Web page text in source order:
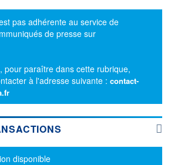
pas adhérente au service de
de presse sur
pour paraître dans cette rubrique,
à l'adresse suivante : contact-
disponible